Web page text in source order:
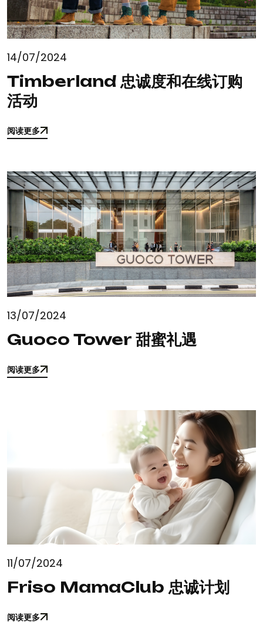
14/07/2024
Timberland 忠诚度和在线订购
活动
阅读更多
阅读更多
13/07/2024
Guoco Tower 甜蜜礼遇
阅读更多
阅读更多
11/07/2024
Friso MamaClub 忠诚计划
阅读更多